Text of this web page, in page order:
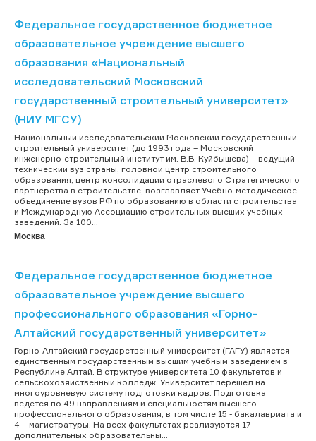
Федеральное государственное бюджетное
образовательное учреждение высшего
образования «Национальный
исследовательский Московский
государственный строительный университет»
(НИУ МГСУ)
Национальный исследовательский Московский государственный
строительный университет (до 1993 года – Московский
инженерно-строительный институт им. В.В. Куйбышева) – ведущий
технический вуз страны, головной центр строительного
образования, центр консолидации отраслевого Стратегического
партнерства в строительстве, возглавляет Учебно-методическое
объединение вузов РФ по образованию в области строительства
и Международную Ассоциацию строительных высших учебных
заведений. За 100...
Москва
Федеральное государственное бюджетное
образовательное учреждение высшего
профессионального образования «Горно-
Алтайский государственный университет»
Горно-Алтайский государственный университет (ГАГУ) является
единственным государственным высшим учебным заведением в
Республике Алтай. В структуре университета 10 факультетов и
сельскохозяйственный колледж. Университет перешел на
многоуровневую систему подготовки кадров. Подготовка
ведется по 49 направлениям и специальностям высшего
профессионального образования, в том числе 15 - бакалавриата и
4 – магистратуры. На всех факультетах реализуются 17
дополнительных образовательны...